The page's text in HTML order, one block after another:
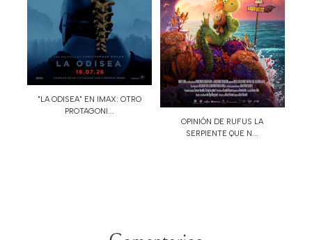
"LA ODISEA" EN IMAX: OTRO
PROTAGONI...
OPINIÓN DE RUFUS LA
SERPIENTE QUE N...